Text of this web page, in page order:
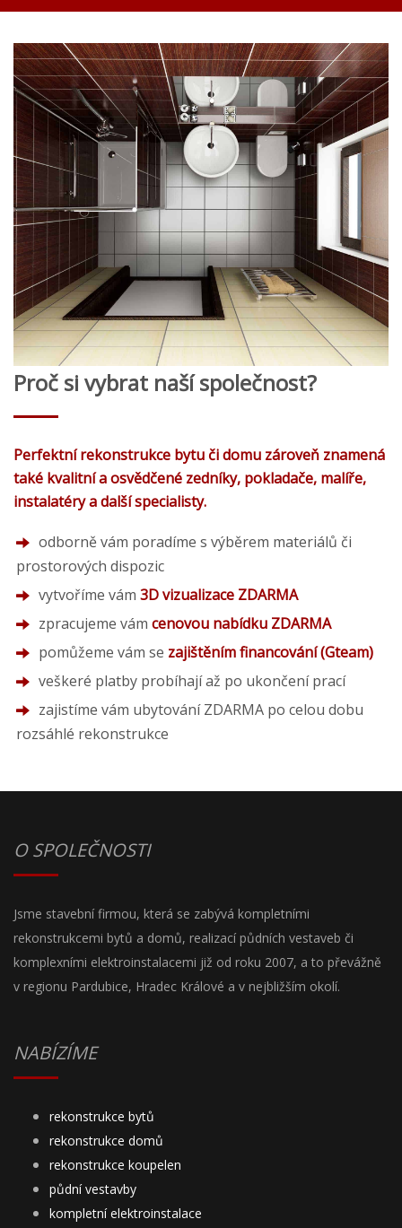
Proč si vybrat naší společnost?
Perfektní rekonstrukce bytu či domu zároveň znamená
také kvalitní a osvědčené zedníky, pokladače, malíře,
instalatéry a další specialisty.
odborně vám poradíme s výběrem materiálů či
prostorových dispozic
vytvoříme vám 3D vizualizace ZDARMA
zpracujeme vám cenovou nabídku ZDARMA
pomůžeme vám se zajištěním financování (Gteam)
veškeré platby probíhají až po ukončení prací
zajistíme vám ubytování ZDARMA po celou dobu
rozsáhlé rekonstrukce
O SPOLEČNOSTI
Jsme stavební firmou, která se zabývá kompletními
rekonstrukcemi bytů a domů, realizací půdních vestaveb či
komplexními elektroinstalacemi již od roku 2007, a to převážně
v regionu Pardubice, Hradec Králové a v nejbližším okolí.
NABÍZÍME
rekonstrukce bytů
rekonstrukce domů
rekonstrukce koupelen
půdní vestavby
kompletní elektroinstalace